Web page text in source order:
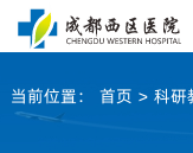
当前位置： 首页 > 科研